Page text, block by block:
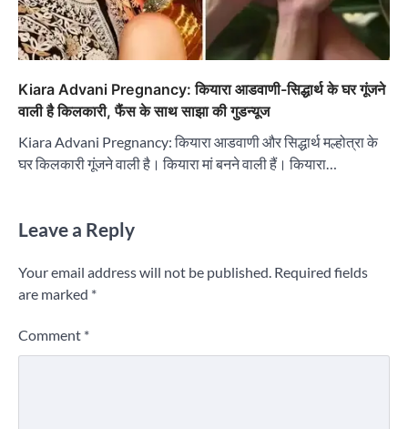
Kiara Advani Pregnancy: कियारा आडवाणी-सिद्धार्थ के घर गूंजने
वाली है किलकारी, फैंस के साथ साझा की गुडन्यूज
Kiara Advani Pregnancy: कियारा आडवाणी और सिद्धार्थ मल्होत्रा के
घर किलकारी गूंजने वाली है। कियारा मां बनने वाली हैं। कियारा…
Leave a Reply
Your email address will not be published. Required fields
are marked *
Comment *